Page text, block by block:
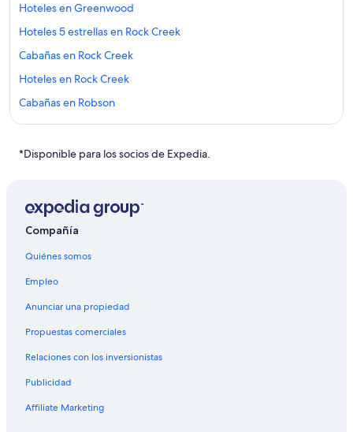
Hoteles en Greenwood
Hoteles 5 estrellas en Rock Creek
Cabañas en Rock Creek
Hoteles en Rock Creek
Cabañas en Robson
Hoteles en Robson
B&B en Lemon Creek
Hoteles en Midway
Casas de campo en Kaslo
Hoteles en Balfour
Hoteles en Christina Lake
Cabañas en Creston
Hoteles en Creston
Hoteles en Silverton
Hoteles en Riondel
*Disponible para los socios de Expedia.
Compañía
Quiénes somos
Empleo
Anunciar una propiedad
Propuestas comerciales
Relaciones con los inversionistas
Publicidad
Affiliate Marketing